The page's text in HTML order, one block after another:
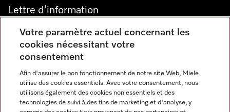
Lettre d’information
Langue
Votre paramètre actuel concernant les
cookies nécessitant votre
consentement
Afin d'assurer le bon fonctionnement de notre site Web, Miele
utilise des cookies essentiels. Avec votre consentement, nous
utilisons également des cookies non essentiels et des
technologies de suivi à des fins de marketing et d'analyse, y